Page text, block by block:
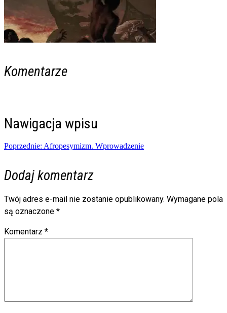
Komentarze
Nawigacja wpisu
Poprzednie: Afropesymizm. Wprowadzenie
Dodaj komentarz
Twój adres e-mail nie zostanie opublikowany. Wymagane pola
są oznaczone *
Komentarz *